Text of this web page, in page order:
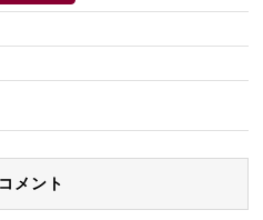
メント